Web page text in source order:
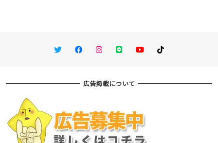
TwitterFacebookInstagram
LINE You TubeTikTok
広告掲載について